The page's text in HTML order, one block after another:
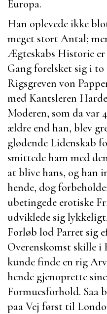
Europa.
Han oplevede ikke
meget stort Antal;
Ægteskabs Historie er
Gang forelsket sig i
Rigsgreven von
med Kantsleren
Moderen, som da var
ældre end han, blev
glødende Lidenskab
smittede ham med
at blive hans, og han
hende, dog
ubetingede erotiske
udviklede sig
Forløb lod Parret sig
Overenskomst skille i
kunde finde en rig
hende gjenoprette
Formuesforhold. Saa
paa Vej først til